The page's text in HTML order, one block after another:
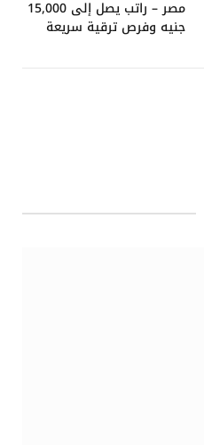
مصر – راتب يصل إلى 15,000
جنيه وفرص ترقية سريعة